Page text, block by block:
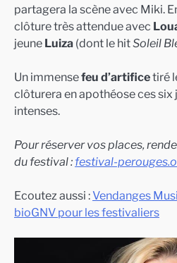
partagera la scène avec Miki.
clôture très attendue avec
jeune Luiza (dont le hitSoleil
Un immensefeu d’artificetiré
clôturera en apothéose ces
intenses.
Pour réserver vos places,
du festival : festival-
Ecoutez aussi :Vendanges
bioGNV pour les festivaliers